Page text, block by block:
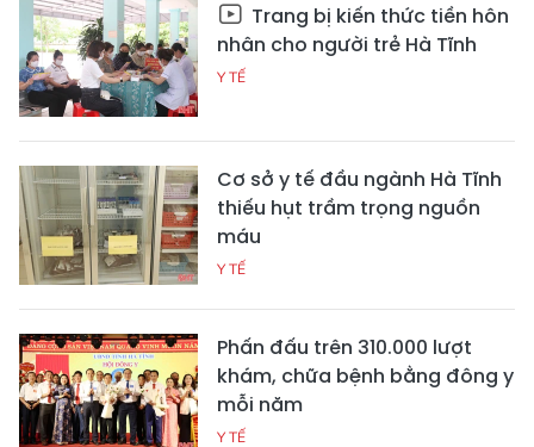
Trang bị kiến thức tiền hôn
nhân cho người trẻ Hà Tĩnh
Y TẾ
Cơ sở y tế đầu ngành Hà Tĩnh
thiếu hụt trầm trọng nguồn
máu
Y TẾ
Phấn đấu trên 310.000 lượt
khám, chữa bệnh bằng đông y
mỗi năm
Y TẾ